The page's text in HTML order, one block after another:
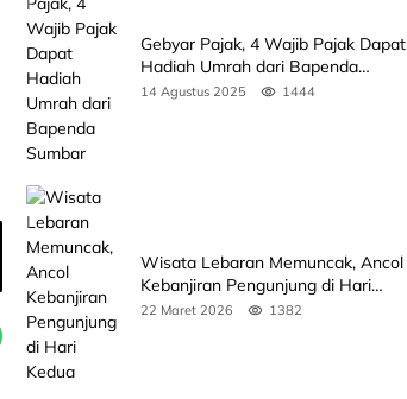
Gebyar Pajak, 4 Wajib Pajak Dapat
Hadiah Umrah dari Bapenda
Sumbar
14 Agustus 2025 1444
Wisata Lebaran Memuncak, Ancol
Kebanjiran Pengunjung di Hari
Kedua
22 Maret 2026 1382